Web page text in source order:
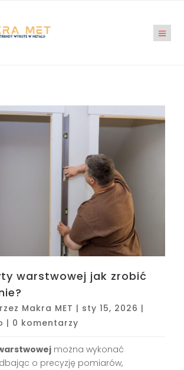
warstwowej jak zrobić
Makra MET | sty 15, 2026 |
| 0 komentarzy
można wykonać
o precyzję pomiarów,